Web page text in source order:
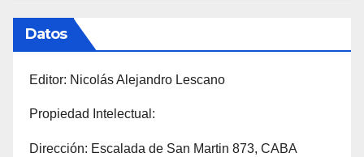
Datos
Editor: Nicolás Alejandro Lescano
Propiedad Intelectual:
Dirección: Escalada de San Martin 873, CABA